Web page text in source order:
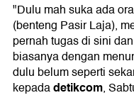
"Dulu mah suka ada
(benteng Pasir Laja),
pernah tugas di sini
biasanya dengan
dulu belum seperti
kepadadetikcom,